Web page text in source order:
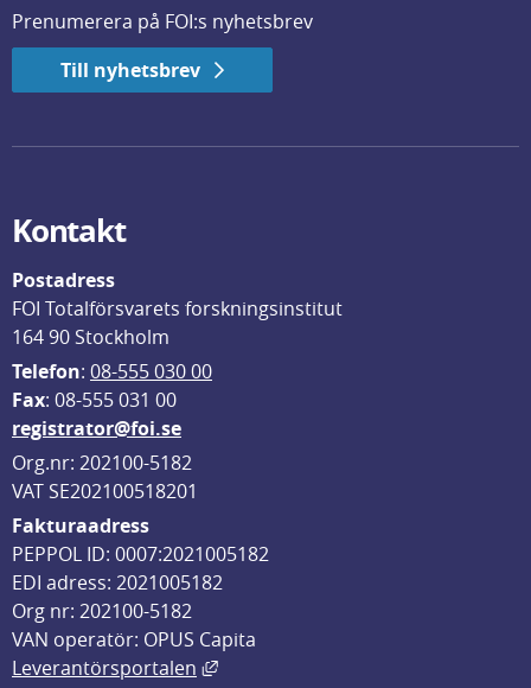
Prenumerera på FOI:s nyhetsbrev
Till nyhetsbrev
Kontakt
Postadress
FOI Totalförsvarets forskningsinstitut
164 90 Stockholm
Telefon: 08-555 030 00
Fax: 08-555 031 00
registrator@foi.se
Org.nr: 202100-5182
VAT SE202100518201
Fakturaadress
PEPPOL ID: 0007:2021005182
EDI adress: 2021005182
Org nr: 202100-5182
VAN operatör: OPUS Capita
Leverantörsportalen
Länk till annan webbplats, öppnas